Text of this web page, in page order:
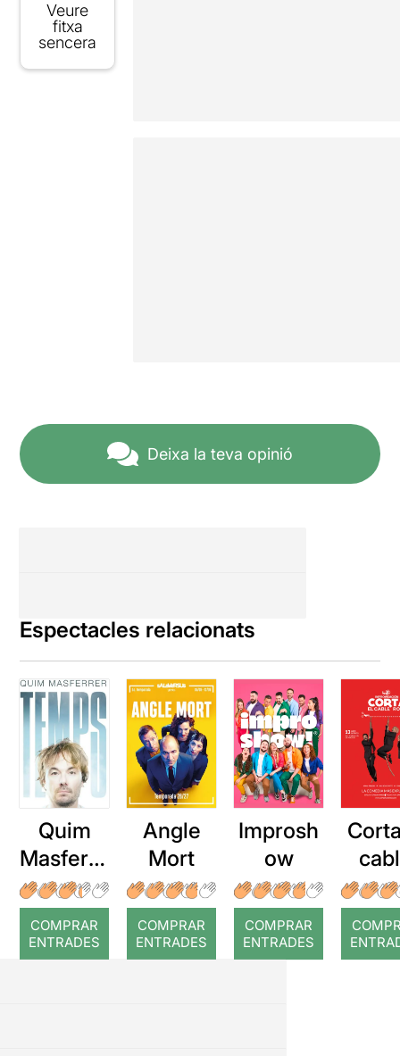
Veure
fitxa
sencera
Deixa la teva opinió
Espectacles relacionats
Quim
Masferre
r: Temps
COMPRAR
ENTRADES
Angle
Mort
COMPRAR
ENTRADES
Improsh
ow
COMPRAR
ENTRADES